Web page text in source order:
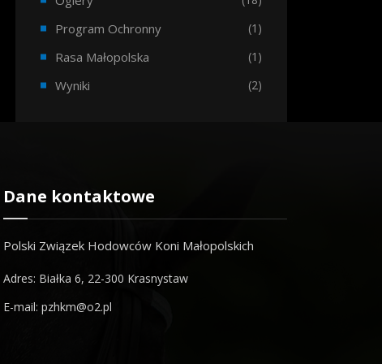
Program Ochronny (1)
Rasa Małopolska (1)
Wyniki (2)
Dane kontaktowe
Polski Związek Hodowców Koni Małopolskich
Adres: Białka 6, 22-300 Krasnystaw
E-mail: pzhkm@o2.pl